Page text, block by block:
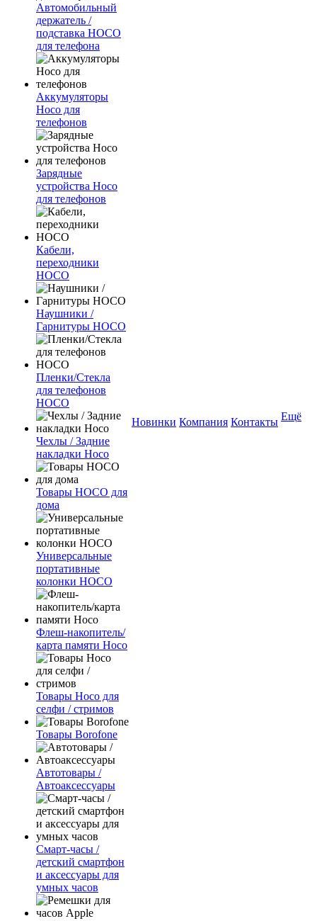
Автомобильный
держатель /
подставка HOCO
для телефона
Аккумуляторы
Hoco для
телефонов
Зарядные
устройства Hoco
для телефонов
Кабели,
переходники
HOCO
Наушники /
Гарнитуры HOCO
Пленки/Стекла
для телефонов
HOCO
Чехлы / Задние
накладки Hoco
Товары HOCO для
дома
Универсальные
портативные
колонки HOCO
Флеш-накопитель/
карта памяти Hoco
Товары Hoco для
селфи / стримов
Товары Borofone
Автотовары /
Автоаксессуары
Смарт-часы /
детский смартфон
и аксессуары для
умных часов
Новинки Компания Контакты Ещё